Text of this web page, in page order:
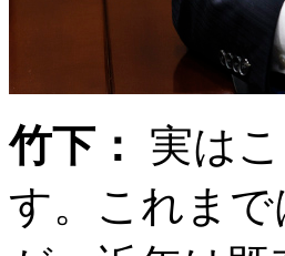
竹下：
実は
す。これま